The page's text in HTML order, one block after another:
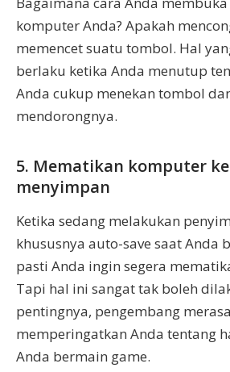
komputer Anda? Apakah
memencet suatu tombol. Hal
berlaku ketika Anda menutup
Anda cukup menekan tombol
mendorongnya.
5. Mematikan komputer
menyimpan
Ketika sedang melakukan
khususnya auto-save saat Anda
pasti Anda ingin segera
Tapi hal ini sangat tak boleh
pentingnya, pengembang
memperingatkan Anda tentang
Anda bermain game.